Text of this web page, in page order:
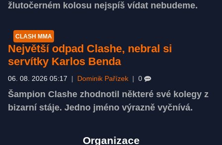
žlutočerném kolosu nejspíš vídat nebudeme.
CLASH MMA
Největší odpad Clashe, nebral si
servítky Karlos Benda
06. 08. 2026 05:17 Dominik Pařízek 0
Šampion Clashe zhodnotil některé své kolegy z
bizarní stáje. Jedno jméno výrazně vyčnívá.
Organizace